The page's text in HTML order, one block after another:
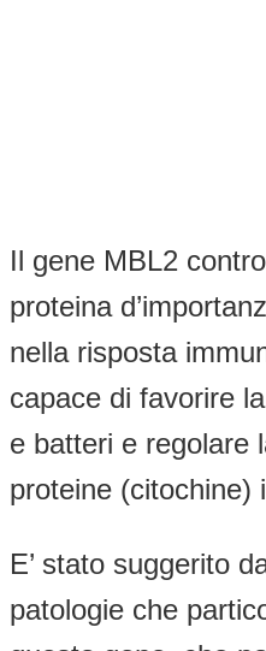
Il gene MBL2
proteina
nella risposta
capace di favorire
e batteri e regolare
proteine (citochine)
E’ stato suggerito
patologie che